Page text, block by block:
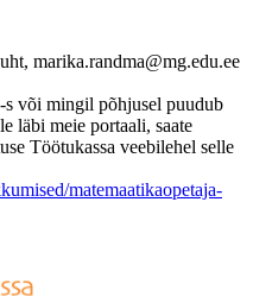
marika.randma@mg.edu.ee
või mingil põhjusel puudub
läbi meie portaali, saate
Töötukassa veebilehel selle
matemaatikaopetaja-